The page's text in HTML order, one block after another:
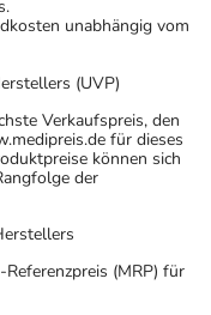
unabhängig vom
(UVP)
Verkaufspreis, den
für dieses
können sich
der
(MRP) für